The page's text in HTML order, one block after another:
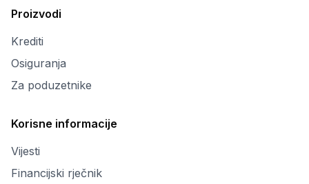
Proizvodi
Krediti
Osiguranja
Za poduzetnike
Korisne informacije
Vijesti
Financijski rječnik